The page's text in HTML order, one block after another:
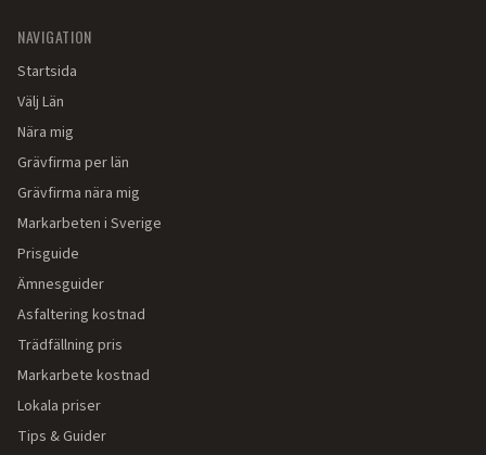
NAVIGATION
Startsida
Välj Län
Nära mig
Grävfirma per län
Grävfirma nära mig
Markarbeten i Sverige
Prisguide
Ämnesguider
Asfaltering kostnad
Trädfällning pris
Markarbete kostnad
Lokala priser
Tips & Guider